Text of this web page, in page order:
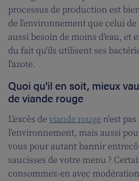
processus de production est
de l'environnement que celui
aussi besoin de moins d'eau, et
du fait qu'ils utilisent ses
l'azote.
Quoi qu'il en soit, mieux
de viande rouge
L'excès de viande rouge n'est
l'environnement, mais aussi
vous pour autant bannir
saucisses de votre menu ?
consommez-en avec